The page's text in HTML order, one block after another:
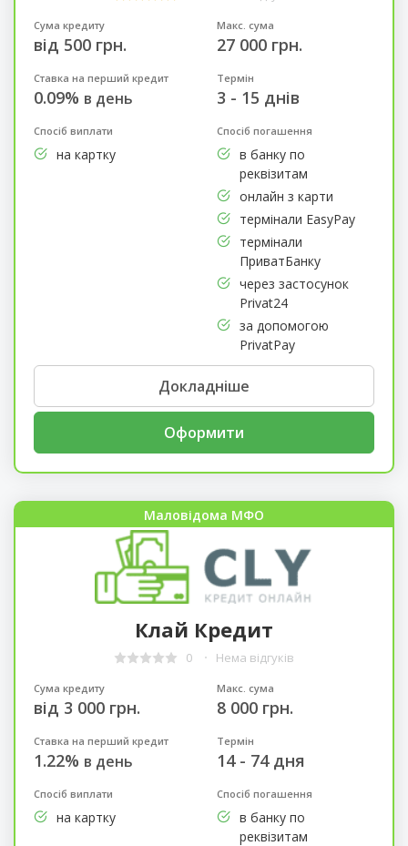
Сума кредиту
від 500 грн.
Макс. сума
27 000 грн.
Ставка на перший кредит
0.09% в день
Термін
3 - 15 днів
Спосіб виплати
на картку
Спосіб погашення
в банку по
реквізитам
онлайн з карти
термінали EasyPay
термінали
ПриватБанку
через застосунок
Privat24
за допомогою
PrivatPay
Докладніше
Оформити
Маловідома МФО
Клай Кредит
0 Нема відгуків
Сума кредиту
від 3 000 грн.
Макс. сума
8 000 грн.
Ставка на перший кредит
1.22% в день
Термін
14 - 74 дня
Спосіб виплати
на картку
Спосіб погашення
в банку по
реквізитам